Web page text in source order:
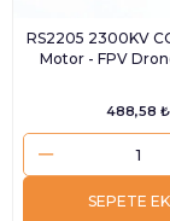
RS2205 2300KV
Motor - FPV
488,58 ₺
SEPETE